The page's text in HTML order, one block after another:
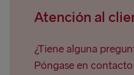
Atención al
¿Tiene alguna
Póngase en